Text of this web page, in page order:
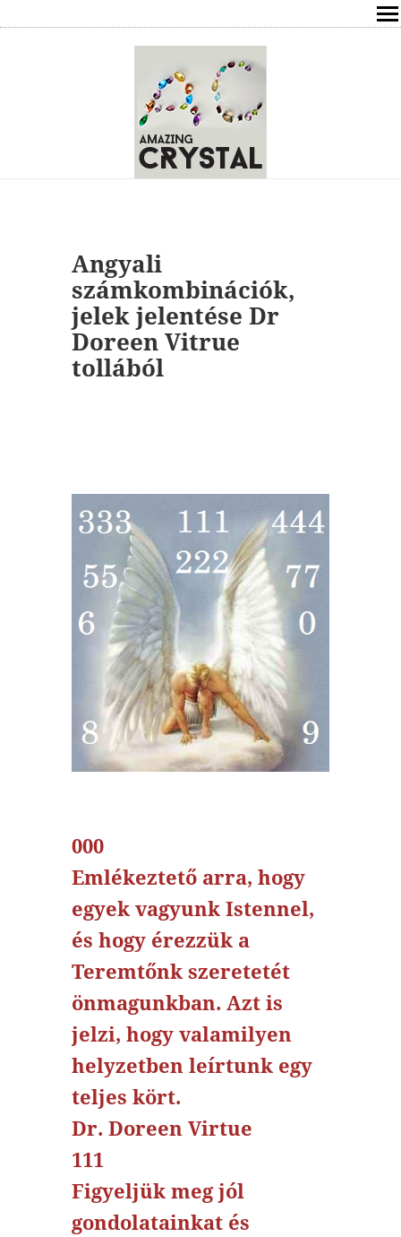
ÍRÁSOK
ÁSVÁNYOK HATÁSAI
ONLINE GYÓGYÍTÁS,TANÁCSADÁS
FREE
VÁSÁRLÁS / KOSÁR
Angyali
számkombinációk,
jelek jelentése Dr
Doreen Vitrue
tollából
000
Emlékeztető arra, hogy
egyek vagyunk Istennel,
és hogy érezzük a
Teremtőnk szeretetét
önmagunkban. Azt is
jelzi, hogy valamilyen
helyzetben leírtunk egy
teljes kört.
Dr. Doreen Virtue
111
Figyeljük meg jól
gondolatainkat és